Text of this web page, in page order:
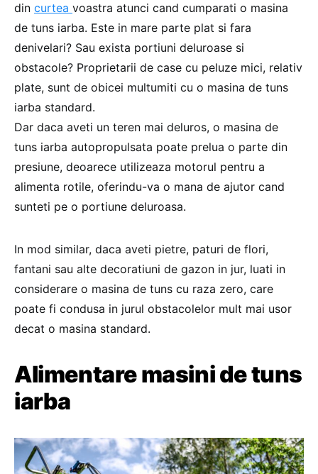
din curtea voastra atunci cand cumparati o masina
de tuns iarba. Este in mare parte plat si fara
denivelari? Sau exista portiuni deluroase si
obstacole? Proprietarii de case cu peluze mici, relativ
plate, sunt de obicei multumiti cu o masina de tuns
iarba standard.
Dar daca aveti un teren mai deluros, o masina de
tuns iarba autopropulsata poate prelua o parte din
presiune, deoarece utilizeaza motorul pentru a
alimenta rotile, oferindu-va o mana de ajutor cand
sunteti pe o portiune deluroasa.
In mod similar, daca aveti pietre, paturi de flori,
fantani sau alte decoratiuni de gazon in jur, luati in
considerare o masina de tuns cu raza zero, care
poate fi condusa in jurul obstacolelor mult mai usor
decat o masina standard.
Alimentare masini de tuns
iarba